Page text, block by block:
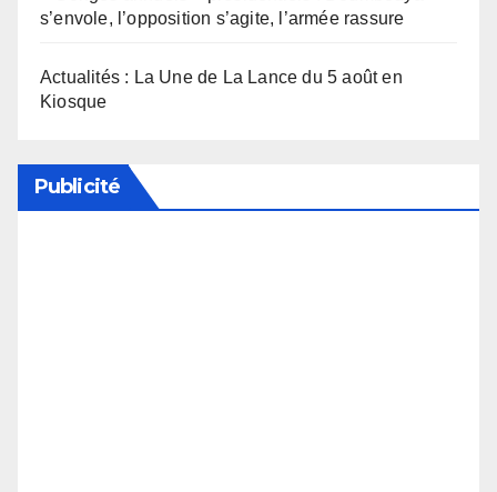
s’envole, l’opposition s’agite, l’armée rassure
Actualités : La Une de La Lance du 5 août en
Kiosque
Publicité